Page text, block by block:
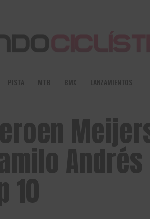
PISTA MTB BMX LANZAMIENTOS
Andrés
10